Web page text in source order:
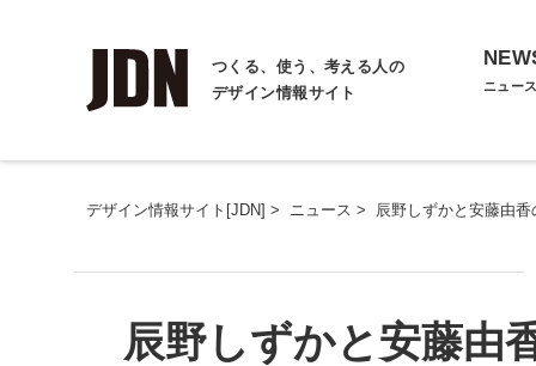
つくる、使う、考える人の
デザイン情報サイト
ニュー
デザイン情報サイト[JDN] > ニュース > 辰野しずかと安藤由
辰野しずかと安藤由